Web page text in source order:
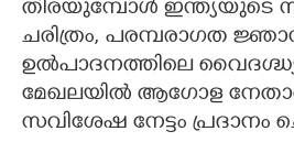
തിരയുമ്പോൾ ഇന്ത്യയുടെ
ചരിത്രം, പരമ്പരാഗത
ഉൽപാദനത്തിലെ
മേഖലയിൽ ആഗോള
സവിശേഷ നേട്ടം പ്രദാനം